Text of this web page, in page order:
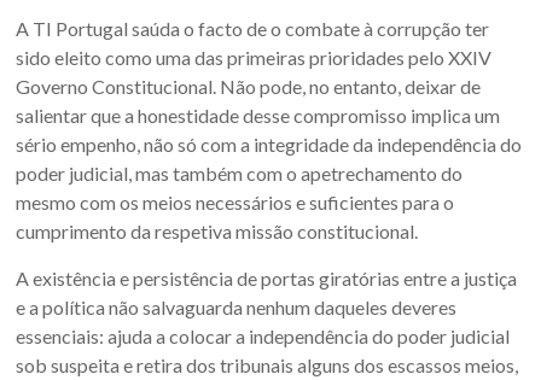
A TI Portugal saúda o facto de o combate à corrupção ter
sido eleito como uma das primeiras prioridades pelo XXIV
Governo Constitucional. Não pode, no entanto, deixar de
salientar que a honestidade desse compromisso implica um
sério empenho, não só com a integridade da independência do
poder judicial, mas também com o apetrechamento do
mesmo com os meios necessários e suficientes para o
cumprimento da respetiva missão constitucional.
A existência e persistência de portas giratórias entre a justiça
e a política não salvaguarda nenhum daqueles deveres
essenciais: ajuda a colocar a independência do poder judicial
sob suspeita e retira dos tribunais alguns dos escassos meios,